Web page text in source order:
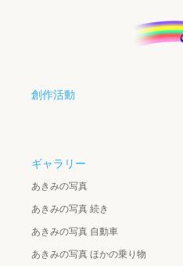
創作活動
ギャラリー
あきみの写真
あきみの写真 続き
あきみの写真 自動車
あきみの写真 ほかの乗り物